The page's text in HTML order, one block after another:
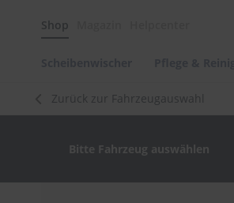
Shop
Polituren
&
Autowellness
Zurück zur Fahrzeugauswahl
Bitte Fahrzeug auswählen